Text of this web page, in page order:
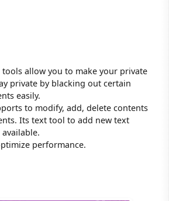
tools allow you to make your private
private by blacking out certain
easily.
to modify, add, delete contents
Its text tool to add new text
performance.